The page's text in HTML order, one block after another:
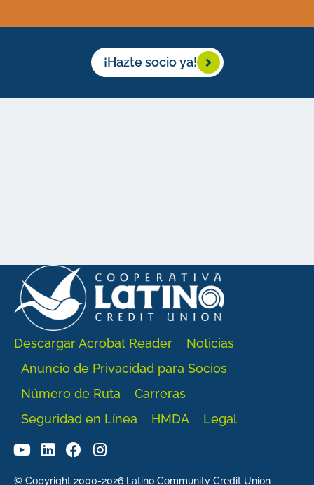
¡Hazte socio ya!
Descargar Acrobat Reader
Noticias
Anuncio de Privacidad para Socios
Número de Ruta
Carreras
Seguridad en Línea
HMDA Legal
© Copyright 2000-2026 Latino Community Credit Union